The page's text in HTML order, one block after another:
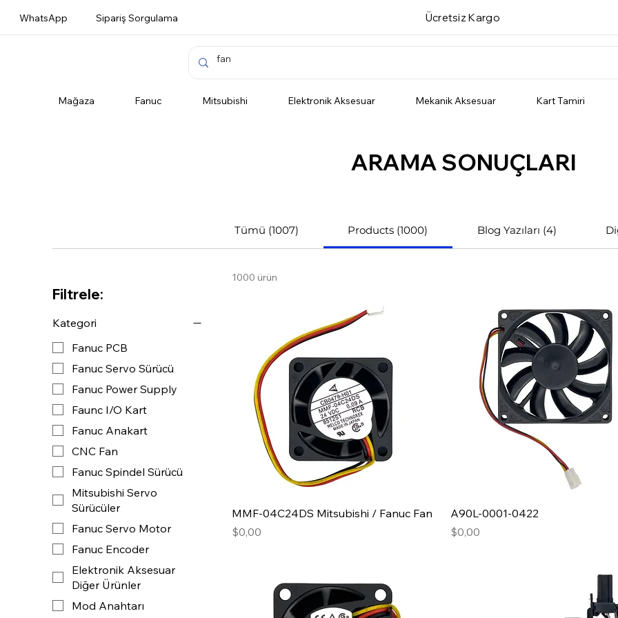
WhatsApp Sipariş Sorgulama Ücretsiz Kargo
Mağaza Fanuc Mitsubishi Elektronik Aksesuar Mekanik Aksesuar Kart Tamiri
ARAMA SONUÇLARI
Tümü (1007) Products (1000) Blog Yazıları (4)
Filtrele:
Kategori
Fanuc PCB
Fanuc Servo Sürücü
Fanuc Power Supply
Faunc I/O Kart
Fanuc Anakart
CNC Fan
Fanuc Spindel Sürücü
Mitsubishi Servo
Sürücüler
Fanuc Servo Motor
Fanuc Encoder
Elektronik Aksesuar
Diğer Ürünler
Mod Anahtarı
1000 ürün
MMF-04C24DS Mitsubishi / Fanuc Fan
Fiyat
$0,00
A90L-0001-0422
Fiyat
$0,00